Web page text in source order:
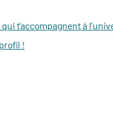
t’accompagnent à
!